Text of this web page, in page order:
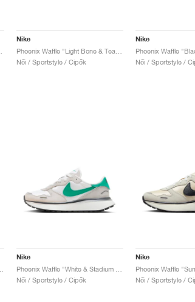
Nike
Női / Sportstyle / Cipők
Nike
Phoenix Waffle
Női / Sportstyle /
Nike
Női / Sportstyle / Cipők
Nike
Női / Sportstyle /